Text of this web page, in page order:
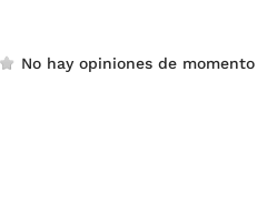
No hay opiniones de momento